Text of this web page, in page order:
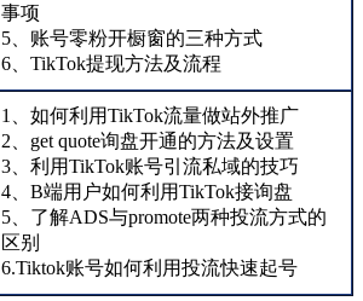
事项
5、账号零粉开橱窗的三种方式
6、TikTok提现方法及流程
1、如何利用TikTok流量做站外推广
2、get quote询盘开通的方法及设置
3、利用TikTok账号引流私域的技巧
4、B端用户如何利用TikTok接询盘
5、了解ADS与promote两种投流方式的
区别
6.Tiktok账号如何利用投流快速起号